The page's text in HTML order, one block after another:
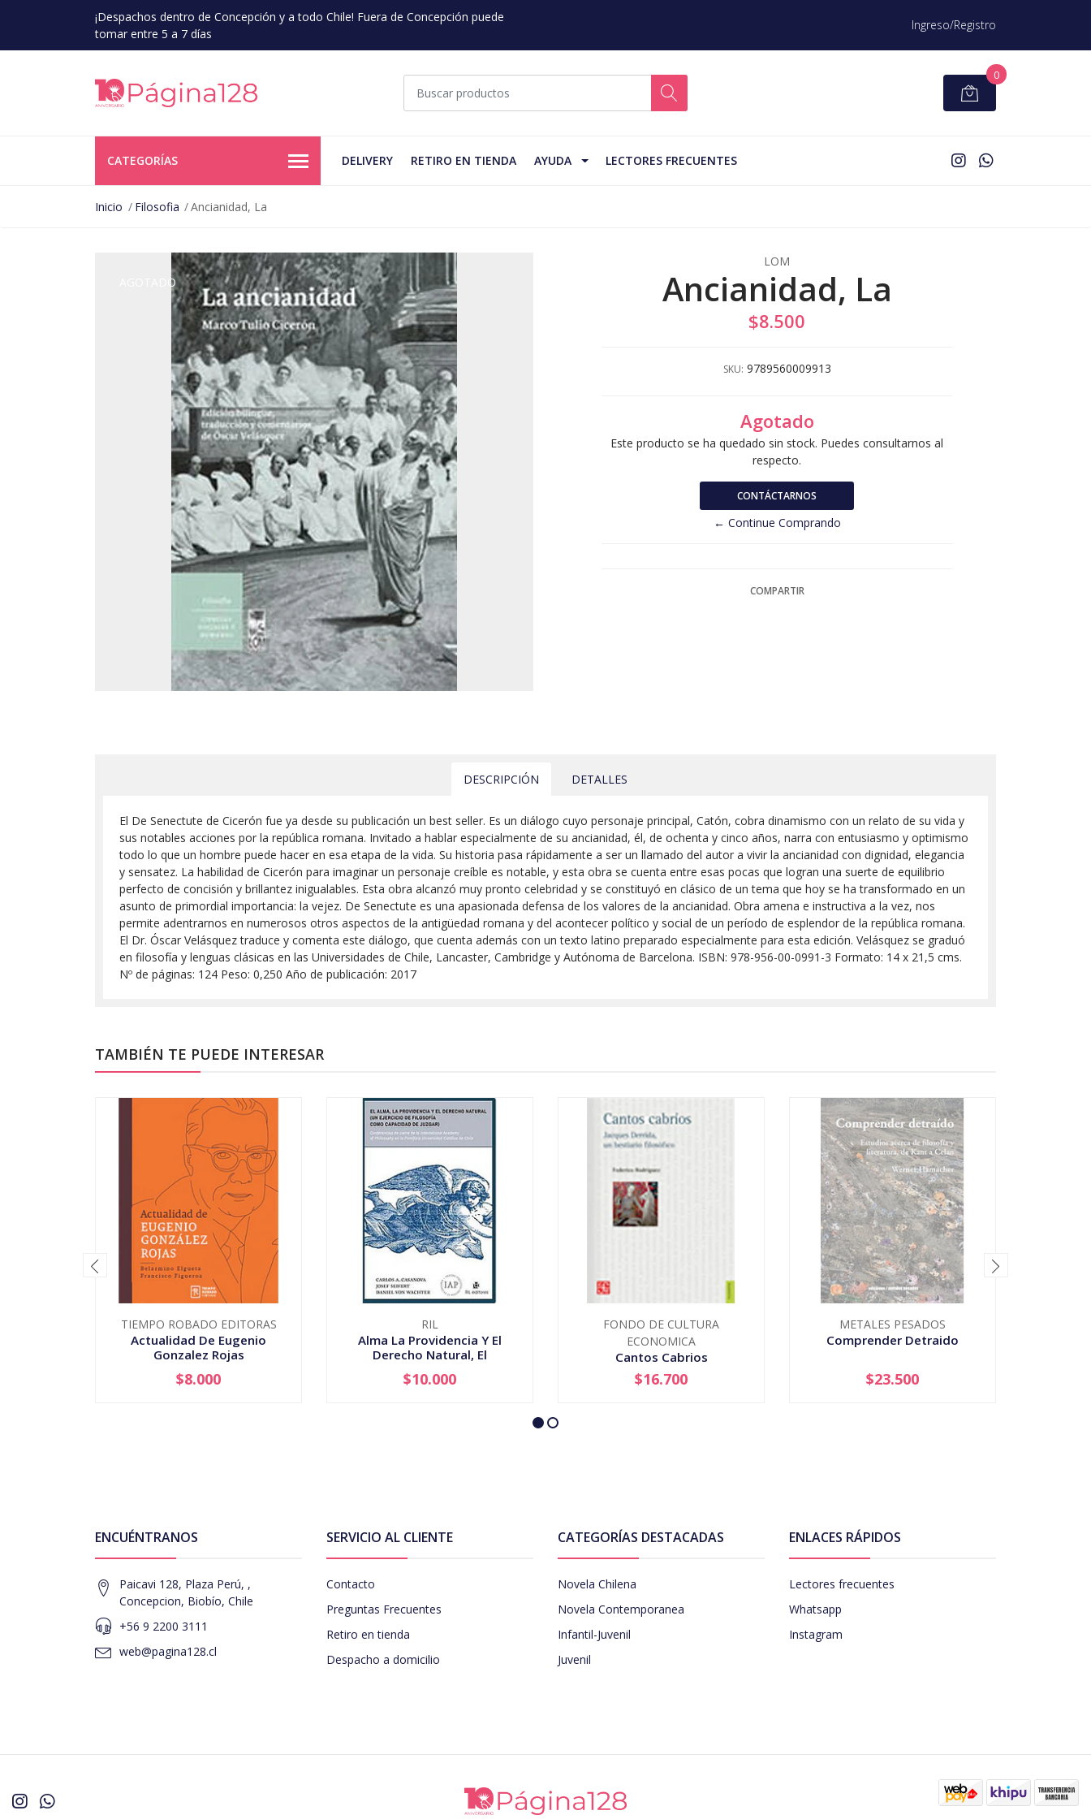
¡Despachos dentro de Concepción y a todo Chile! Fuera de Concepción puede
tomar entre 5 a 7 días
Ingreso/Registro
0
CATEGORÍAS DELIVERY RETIRO EN TIENDA AYUDA LECTORES FRECUENTES
Inicio Filosofia Ancianidad, La
AGOTADO
LOM
Ancianidad, La
$8.500
SKU: 9789560009913
Agotado
Este producto se ha quedado sin stock. Puedes consultarnos al
respecto.
CONTÁCTARNOS
← Continue Comprando
COMPARTIR
DESCRIPCIÓN DETALLES
El De Senectute de Cicerón fue ya desde su publicación un best seller. Es un diálogo cuyo personaje principal, Catón, cobra dinamismo con un relato de su vida y
sus notables acciones por la república romana. Invitado a hablar especialmente de su ancianidad, él, de ochenta y cinco años, narra con entusiasmo y optimismo
todo lo que un hombre puede hacer en esa etapa de la vida. Su historia pasa rápidamente a ser un llamado del autor a vivir la ancianidad con dignidad, elegancia
y sensatez. La habilidad de Cicerón para imaginar un personaje creíble es notable, y esta obra se cuenta entre esas pocas que logran una suerte de equilibrio
perfecto de concisión y brillantez inigualables. Esta obra alcanzó muy pronto celebridad y se constituyó en clásico de un tema que hoy se ha transformado en un
asunto de primordial importancia: la vejez. De Senectute es una apasionada defensa de los valores de la ancianidad. Obra amena e instructiva a la vez, nos
permite adentrarnos en numerosos otros aspectos de la antigüedad romana y del acontecer político y social de un período de esplendor de la república romana.
El Dr. Óscar Velásquez traduce y comenta este diálogo, que cuenta además con un texto latino preparado especialmente para esta edición. Velásquez se graduó
en filosofía y lenguas clásicas en las Universidades de Chile, Lancaster, Cambridge y Autónoma de Barcelona. ISBN: 978-956-00-0991-3 Formato: 14 x 21,5 cms.
Nº de páginas: 124 Peso: 0,250 Año de publicación: 2017
TAMBIÉN TE PUEDE INTERESAR
TIEMPO ROBADO EDITORAS
Actualidad De Eugenio
Gonzalez Rojas
+
$8.000
RIL
Alma La Providencia Y El
Derecho Natural, El
+
$10.000
FONDO DE CULTURA
ECONOMICA
Cantos Cabrios
+
$16.700
METALES PESADOS
Comprender Detraido
AGOTADO
$23.500
ENCUÉNTRANOS
Paicavi 128, Plaza Perú, ,
Concepcion, Biobío, Chile
+56 9 2200 3111
web@pagina128.cl
SERVICIO AL CLIENTE
Contacto
Preguntas Frecuentes
Retiro en tienda
Despacho a domicilio
CATEGORÍAS DESTACADAS
Novela Chilena
Novela Contemporanea
Infantil-Juvenil
Juvenil
ENLACES RÁPIDOS
Lectores frecuentes
Whatsapp
Instagram